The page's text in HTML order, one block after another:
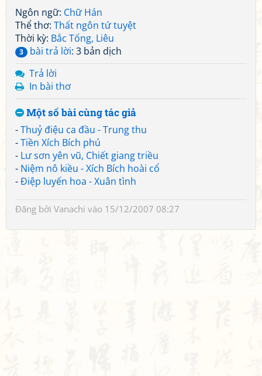
Ngôn ngữ: Chữ Hán
Thể thơ: Thất ngôn tứ tuyệt
Thời kỳ: Bắc Tống, Liêu
3 bài trả lời: 3 bản dịch
Trả lời
In bài thơ
Một số bài cùng tác giả
-Thuỷ điệu ca đầu - Trung thu
-Tiền Xích Bích phú
- Lư sơn yên vũ, Chiết giang triều
- Niệm nô kiều - Xích Bích hoài cổ
-Điệp luyến hoa - Xuân tình
Đăng bởi Vanachi vào 15/12/2007 08:27